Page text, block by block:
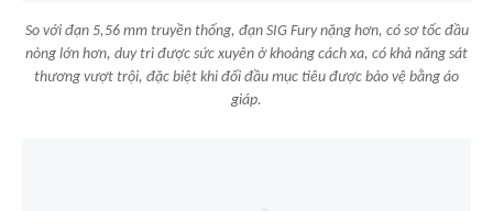
So với đạn 5,56 mm truyền thống, đạn SIG Fury nặng hơn, có sơ tốc đầu
nòng lớn hơn, duy trì được sức xuyên ở khoảng cách xa, có khả năng sát
thương vượt trội, đặc biệt khi đối đầu mục tiêu được bảo vệ bằng áo
giáp.